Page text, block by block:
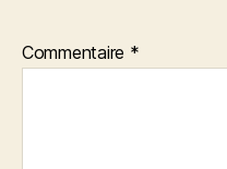
Commentaire *